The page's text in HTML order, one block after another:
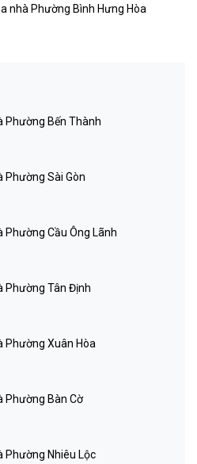
nhà Phường Bình Hưng Hòa
Phường Bến Thành
Phường Sài Gòn
Phường Cầu Ông Lãnh
Phường Tân Định
Phường Xuân Hòa
Phường Bàn Cờ
Phường Nhiêu Lộc